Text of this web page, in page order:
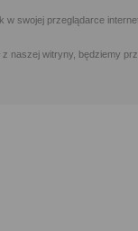
swojej przeglądarce
naszej witryny, będziemy